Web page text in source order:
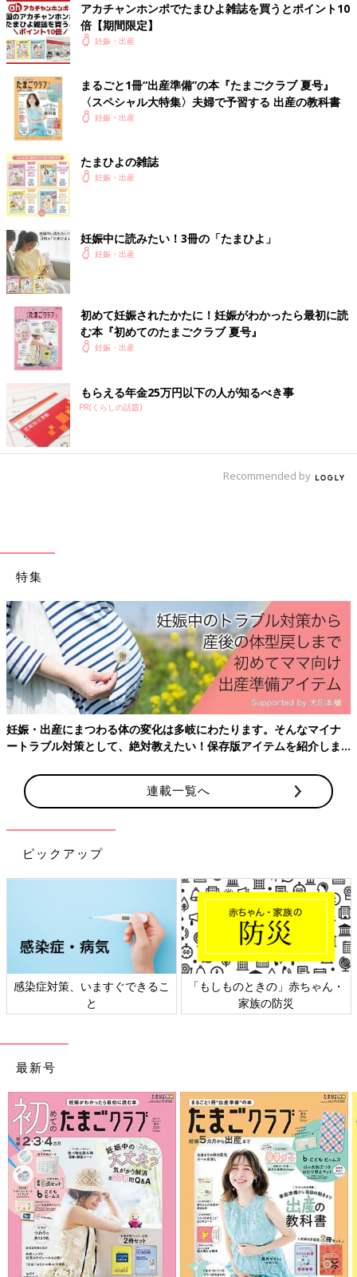
男の子ランキング
アカチャンホンポでたまひよ雑誌を買うとポイント10
倍【期間限定】
妊娠・出産
まるごと1冊“出産準備”の本『たまごクラブ 夏号』
〈スペシャル大特集〉夫婦で予習する 出産の教科書
妊娠・出産
たまひよの雑誌
妊娠・出産
妊娠中に読みたい！3冊の「たまひよ」
妊娠・出産
初めて妊娠されたかたに！妊娠がわかったら最初に読
む本『初めてのたまごクラブ 夏号』
妊娠・出産
もらえる年金25万円以下の人が知るべき事
PR(くらしの話題)
Recommended by
特集
妊娠・出産にまつわる体の変化は多岐にわたります。そんなマイナ
ートラブル対策として、絶対教えたい！保存版アイテムを紹介しま
連載一覧へ
ピックアップ
感染症対策、いますぐできるこ
と
「もしものときの」赤ちゃん・
家族の防災
最新号